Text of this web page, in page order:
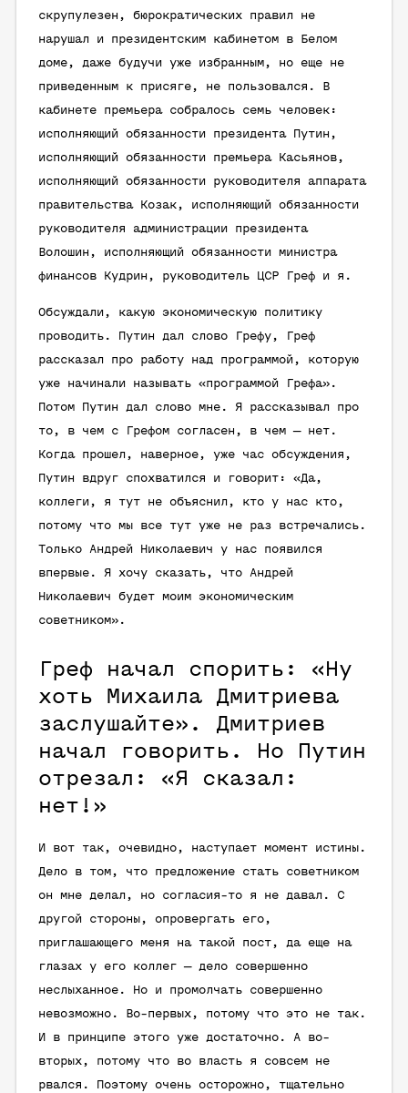
скрупулезен, бюрократических правил не
нарушал и президентским кабинетом в Белом
доме, даже будучи уже избранным, но еще не
приведенным к присяге, не пользовался. В
кабинете премьера собралось семь человек:
исполняющий обязанности президента Путин,
исполняющий обязанности премьера Касьянов,
исполняющий обязанности руководителя аппарата
правительства Козак, исполняющий обязанности
руководителя администрации президента
Волошин, исполняющий обязанности министра
финансов Кудрин, руководитель ЦСР Греф и я.
Обсуждали, какую экономическую политику
проводить. Путин дал слово Грефу, Греф
рассказал про работу над программой, которую
уже начинали называть «программой Грефа».
Потом Путин дал слово мне. Я рассказывал про
то, в чем с Грефом согласен, в чем — нет.
Когда прошел, наверное, уже час обсуждения,
Путин вдруг спохватился и говорит: «Да,
коллеги, я тут не объяснил, кто у нас кто,
потому что мы все тут уже не раз встречались.
Только Андрей Николаевич у нас появился
впервые. Я хочу сказать, что Андрей
Николаевич будет моим экономическим
советником».
Греф начал спорить: «Ну
хоть Михаила Дмитриева
заслушайте». Дмитриев
начал говорить. Но Путин
отрезал: «Я сказал:
нет!»
И вот так, очевидно, наступает момент истины.
Дело в том, что предложение стать советником
он мне делал, но согласия-то я не давал. С
другой стороны, опровергать его,
приглашающего меня на такой пост, да еще на
глазах у его коллег — дело совершенно
неслыханное. Но и промолчать совершенно
невозможно. Во-первых, потому что это не так.
И в принципе этого уже достаточно. А во-
вторых, потому что во власть я совсем не
рвался. Поэтому очень осторожно, тщательно